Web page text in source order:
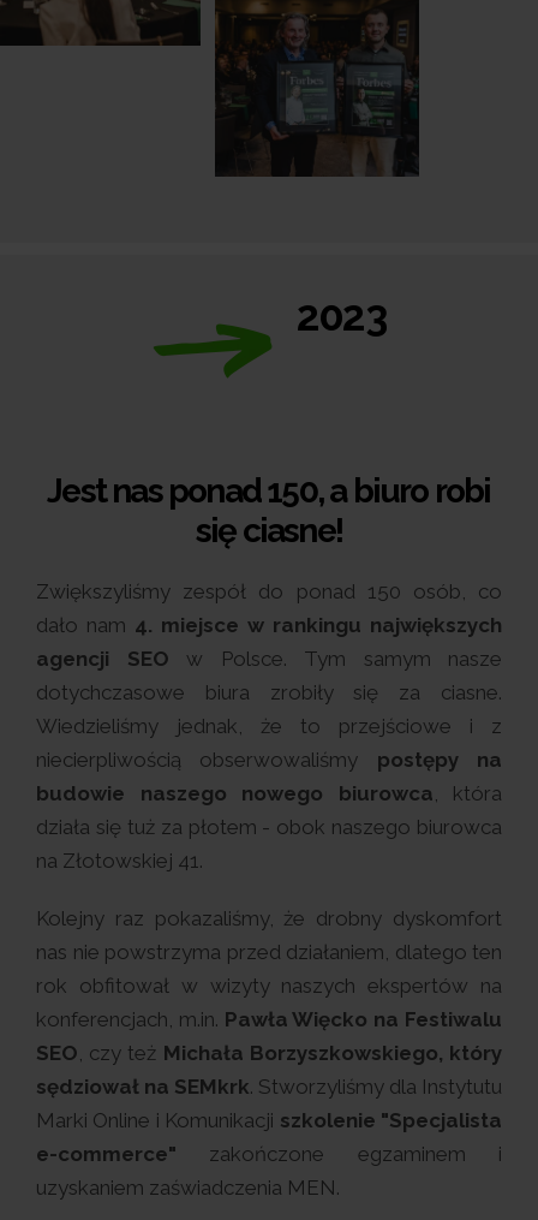
2023
Jest nas ponad 150, a biuro robi
się ciasne!
Zwiększyliśmy zespół do ponad 150 osób, co
dało nam 4. miejsce w rankingu największych
agencji SEO w Polsce. Tym samym nasze
dotychczasowe biura zrobiły się za ciasne.
Wiedzieliśmy jednak, że to przejściowe i z
niecierpliwością obserwowaliśmy postępy na
budowie naszego nowego biurowca, która
działa się tuż za płotem - obok naszego biurowca
na Złotowskiej 41.
Kolejny raz pokazaliśmy, że drobny dyskomfort
nas nie powstrzyma przed działaniem, dlatego ten
rok obfitował w wizyty naszych ekspertów na
konferencjach, m.in. Pawła Więcko na Festiwalu
SEO, czy też Michała Borzyszkowskiego, który
sędziował na SEMkrk. Stworzyliśmy dla Instytutu
Marki Online i Komunikacji szkolenie "Specjalista
e-commerce" zakończone egzaminem i
uzyskaniem zaświadczenia MEN.